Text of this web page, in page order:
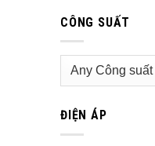
CÔNG SUẤT
ĐIỆN ÁP